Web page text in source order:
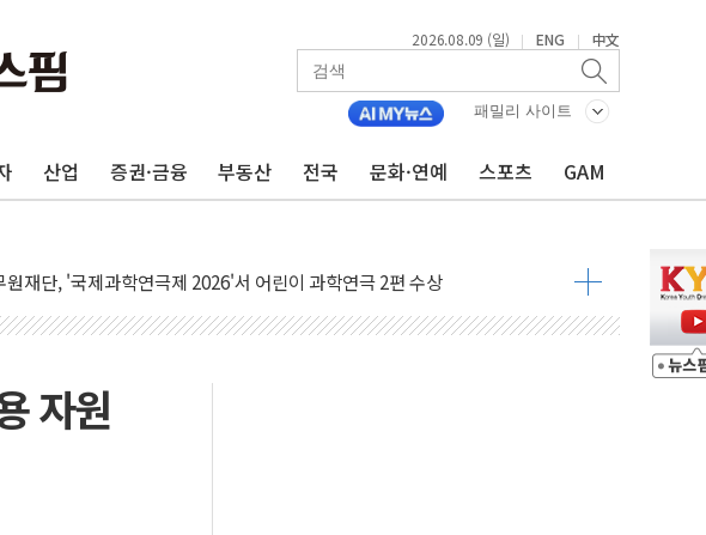
2026.08.09 (일) | ENG | 中文
패밀리 사이트
산업 증권·금융 부동산 전국 문화·연예 스포츠 GAM
청, 보충역 전면 손질… 예술·체육요원 최대 33% 감축
러스發 대형마트 판매, 역대 최대폭 감소한 9.4%↓…유통업계 양극화 심화
·산사태 주의보' 울진 시간당 30mm 강한 비...호우 피해 없어
, 황희 '버스 하우스' 공방…野 "청년 우롱 기괴" vs 與 "송구한 해프닝"
그린푸드 '텍사스로드하우스' 잠실점, 직장인 핫플레이스로 부상
제개편안 8월 말 당정 조율 완료…초고가·비거주 1주택 등 여론 수렴"
먼저 알아채고 고친다"…LG유플러스, AI 홈네트워크 구현 첫발
전자, 美국립연구소와 영하 30도 극저온 난방기술 개발한다
자원